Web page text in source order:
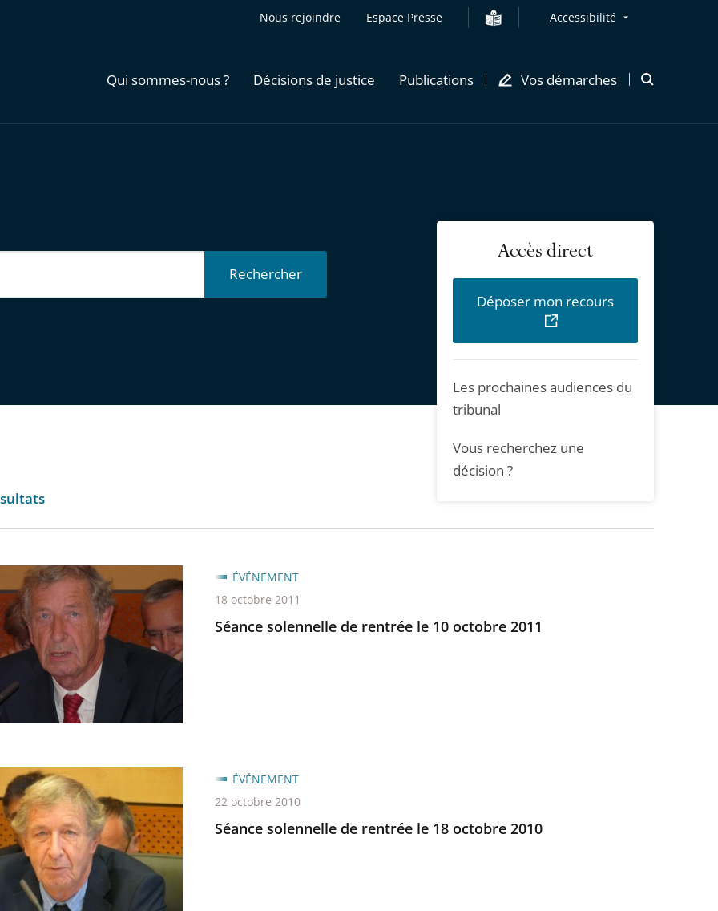
Nous rejoindre Espace Presse Accessibilité
Qui sommes-nous ? Décisions de justice Publications Vos démarches
Ouvrir
Rechercher
Accès direct
Déposer mon recours
Les prochaines audiences du
tribunal
Vous recherchez une
décision ?
Séance solennelle de rentrée le 10 octobre 2011
ÉVÉNEMENT
18 octobre 2011
Séance solennelle de rentrée le 18 octobre 2010
ÉVÉNEMENT
22 octobre 2010